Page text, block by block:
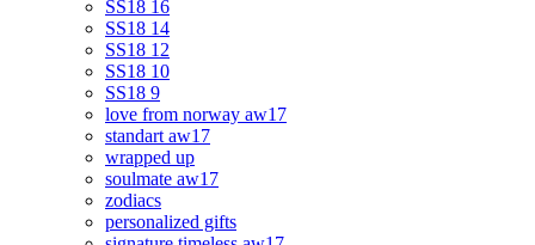
SS18 16
SS18 14
SS18 12
SS18 10
SS18 9
love from norway aw17
standart aw17
wrapped up
soulmate aw17
zodiacs
personalized gifts